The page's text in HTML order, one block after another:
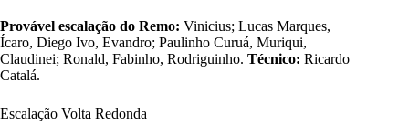
Provável escalação do Remo: Vinicius; Lucas Marques,
Ícaro, Diego Ivo, Evandro; Paulinho Curuá, Muriqui,
Claudinei; Ronald, Fabinho, Rodriguinho. Técnico: Ricardo
Catalá.
Escalação Volta Redonda